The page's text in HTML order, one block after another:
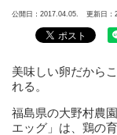
公開日：2017.04.05. 更新日：
美味しい卵だから
れる。
福島県の大野村農
エッグ」は、鶏の